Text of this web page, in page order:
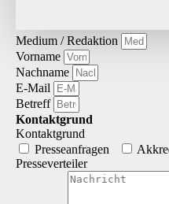
Medium / Redaktion
Vorname
Nachname
E-Mail
Betreff
Kontaktgrund
Kontaktgrund
Presseanfragen
Presseverteiler